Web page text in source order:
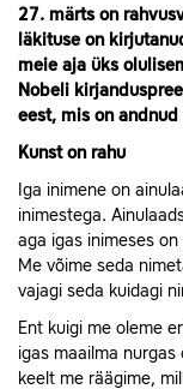
27. märts on
läkituse on
meie aja üks
Nobeli
eest, mis on
Kunst on rahu
Iga inimene on
inimestega.
aga igas inimeses
Me võime seda
vajagi seda kuidagi
Ent kuigi me oleme
igas maailma
keelt me räägime,